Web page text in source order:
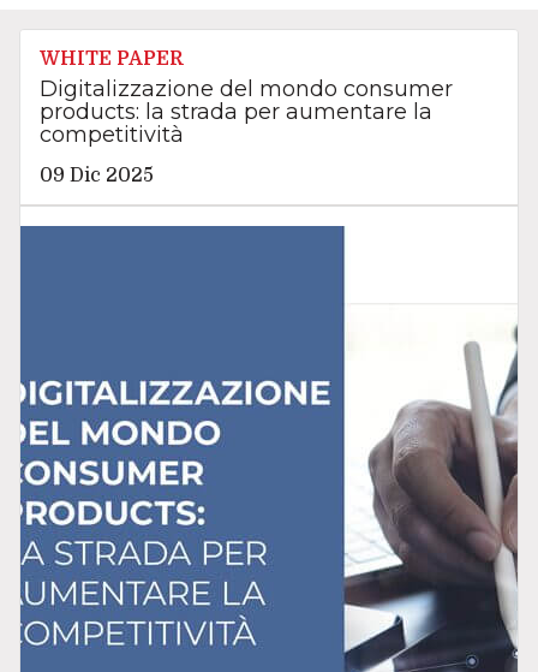
WHITE PAPER
Digitalizzazione del mondo consumer
products: la strada per aumentare la
competitività
09 Dic 2025